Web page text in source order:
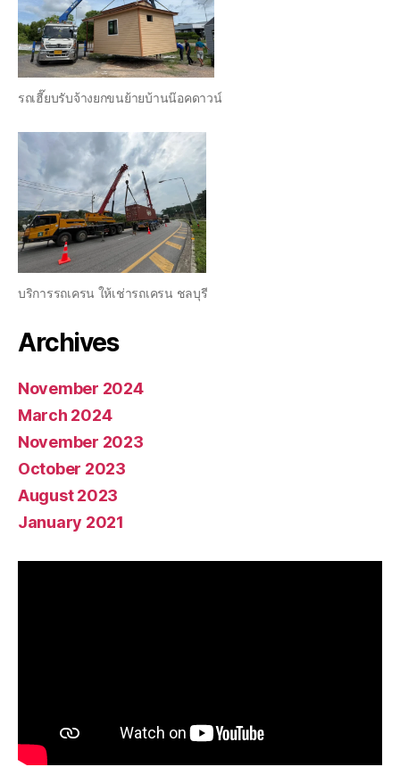
รถเฮี๊ยบรับจ้างยกขนย้ายบ้านน๊อคดาวน์
บริการรถเครน ให้เช่ารถเครน ชลบุรี
Archives
November 2024
March 2024
November 2023
October 2023
August 2023
January 2021